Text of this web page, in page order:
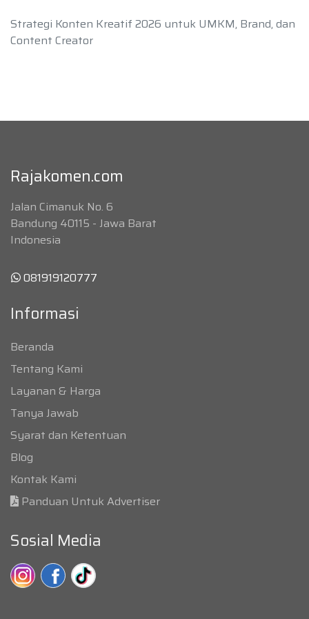
Strategi Konten Kreatif 2026 untuk UMKM, Brand, dan
Content Creator
Rajakomen.com
Jalan Cimanuk No. 6
Bandung 40115 - Jawa Barat
Indonesia
081919120777
Informasi
Beranda
Tentang Kami
Layanan & Harga
Tanya Jawab
Syarat dan Ketentuan
Blog
Kontak Kami
Panduan Untuk Advertiser
Sosial Media